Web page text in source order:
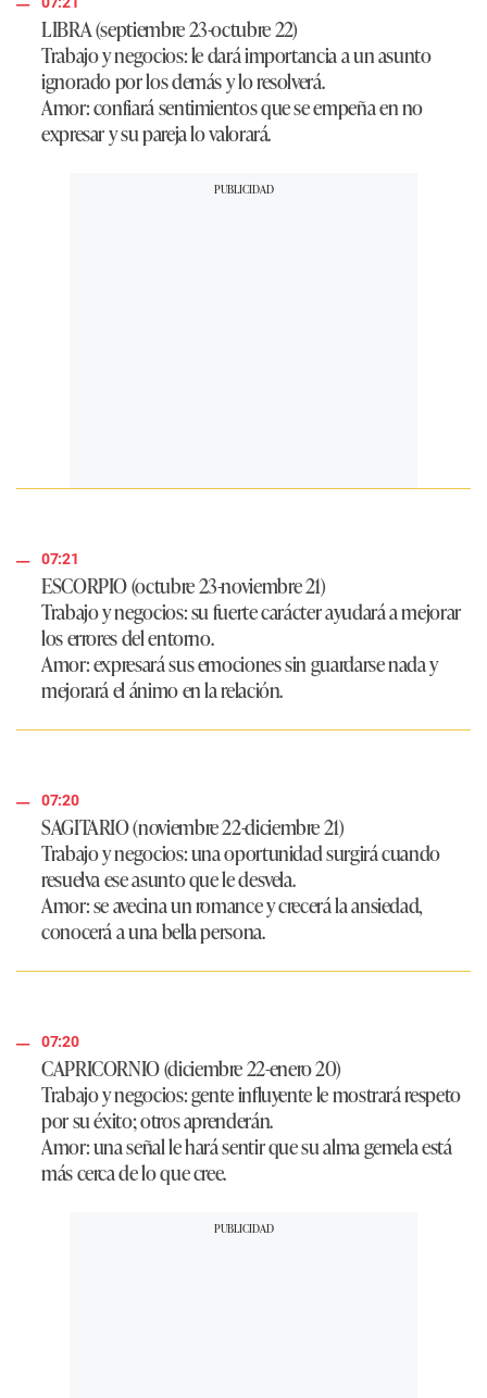
LIBRA (septiembre 23-octubre 22)
Trabajo y negocios: le dará importancia a un asunto
ignorado por los demás y lo resolverá.
Amor: confiará sentimientos que se empeña en no
expresar y su pareja lo valorará.
07:21
ESCORPIO (octubre 23-noviembre 21)
Trabajo y negocios: su fuerte carácter ayudará a mejorar
los errores del entorno.
Amor: expresará sus emociones sin guardarse nada y
mejorará el ánimo en la relación.
07:20
SAGITARIO (noviembre 22-diciembre 21)
Trabajo y negocios: una oportunidad surgirá cuando
resuelva ese asunto que le desvela.
Amor: se avecina un romance y crecerá la ansiedad,
conocerá a una bella persona.
07:20
CAPRICORNIO (diciembre 22-enero 20)
Trabajo y negocios: gente influyente le mostrará respeto
por su éxito; otros aprenderán.
Amor: una señal le hará sentir que su alma gemela está
más cerca de lo que cree.